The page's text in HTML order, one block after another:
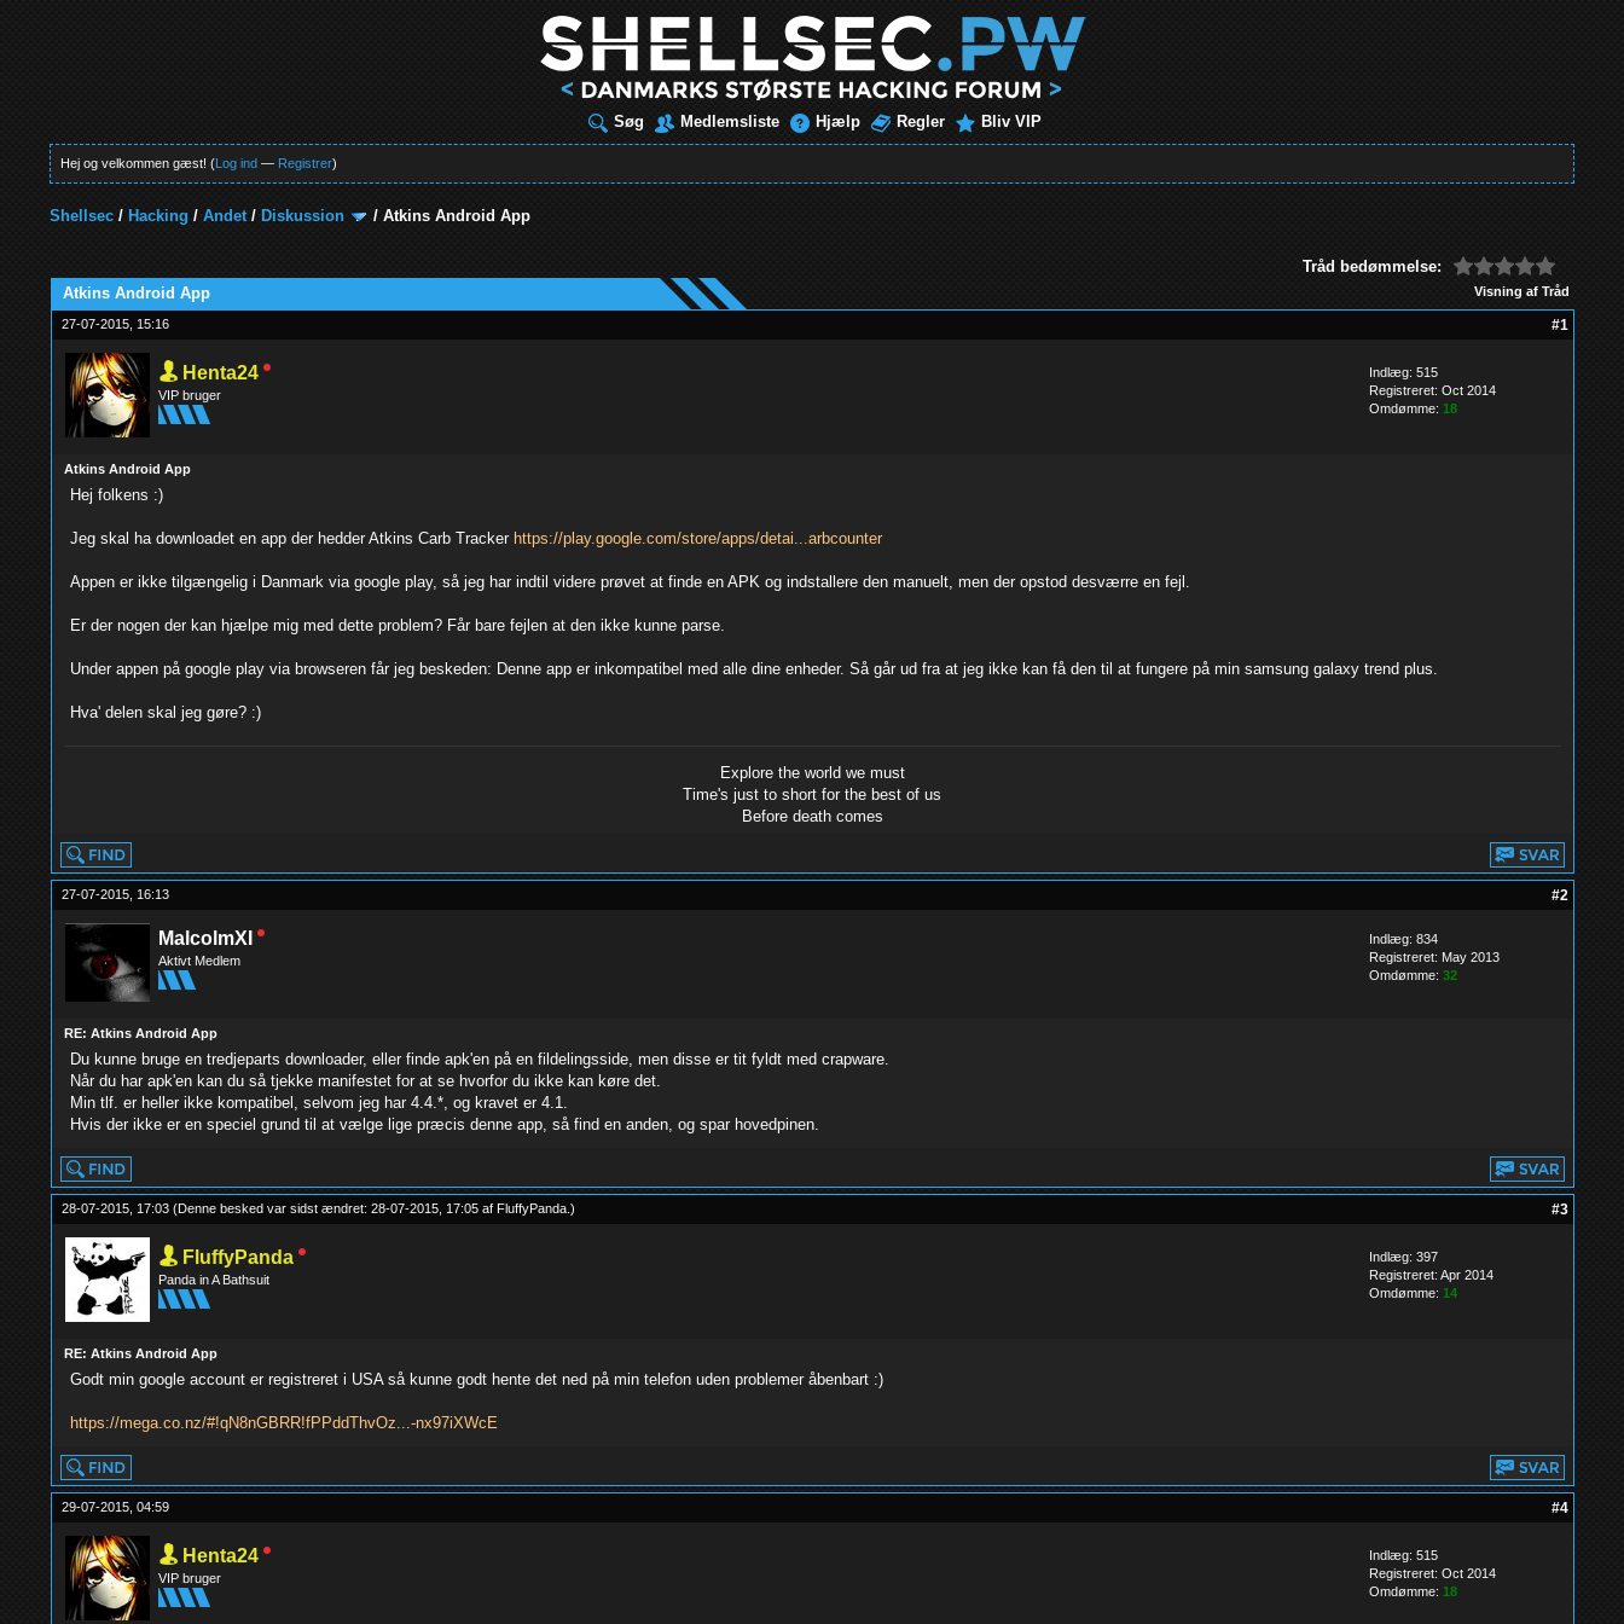
Søg Medlemsliste Hjælp Regler Bliv VIP
Hej og velkommen gæst! (Log ind — Registrer)
Shellsec / Hacking /Andet/ Diskussion /Atkins Android App
Tråd bedømmelse:
Visning af Tråd
Atkins Android App
27-07-2015, 15:16 #1
Henta24
VIP bruger
Indlæg: 515
Registreret: Oct 2014
Omdømme: 18
Atkins Android App
Hej folkens :)
Jeg skal ha downloadet en app der hedder Atkins Carb Tracker https://play.google.com/store/apps/detai...arbcounter
Appen er ikke tilgængelig i Danmark via google play, så jeg har indtil videre prøvet at finde en APK og indstallere den manuelt, men der opstod desværre en fejl.
Er der nogen der kan hjælpe mig med dette problem? Får bare fejlen at den ikke kunne parse.
Under appen på google play via browseren får jeg beskeden: Denne app er inkompatibel med alle dine enheder. Så går ud fra at jeg ikke kan få den til at fungere på min samsung galaxy trend plus.
Hva' delen skal jeg gøre? :)
Explore the world we must
Time's just to short for the best of us
Before death comes
27-07-2015, 16:13 #2
MalcolmXI
Aktivt Medlem
Indlæg: 834
Registreret: May 2013
Omdømme: 32
RE: Atkins Android App
Du kunne bruge en tredjeparts downloader, eller finde apk'en på en fildelingsside, men disse er tit fyldt med crapware.
Når du har apk'en kan du så tjekke manifestet for at se hvorfor du ikke kan køre det.
Min tlf. er heller ikke kompatibel, selvom jeg har 4.4.*, og kravet er 4.1.
Hvis der ikke er en speciel grund til at vælge lige præcis denne app, så find en anden, og spar hovedpinen.
28-07-2015, 17:03 (Denne besked var sidst ændret: 28-07-2015, 17:05 af FluffyPanda. ) #3
FluffyPanda
Panda in A Bathsuit
Indlæg: 397
Registreret: Apr 2014
Omdømme: 14
RE: Atkins Android App
Godt min google account er registreret i USA så kunne godt hente det ned på min telefon uden problemer åbenbart :)
https://mega.co.nz/#!qN8nGBRR!fPPddThvOz...-nx97iXWcE
29-07-2015, 04:59 #4
Henta24
VIP bruger
Indlæg: 515
Registreret: Oct 2014
Omdømme: 18